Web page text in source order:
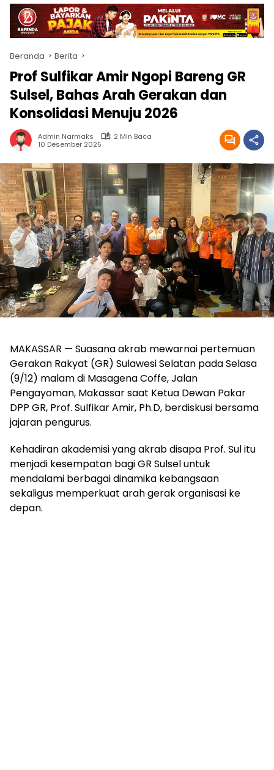
Beranda Berita
Prof Sulfikar Amir Ngopi Bareng GR
Sulsel, Bahas Arah Gerakan dan
Konsolidasi Menuju 2026
Admin Narmaks
2 Min Baca
10 Desember 2025
MAKASSAR — Suasana akrab mewarnai pertemuan
Gerakan Rakyat (GR) Sulawesi Selatan pada Selasa
(9/12) malam di Masagena Coffe, Jalan
Pengayoman, Makassar saat Ketua Dewan Pakar
DPP GR, Prof. Sulfikar Amir, Ph.D, berdiskusi bersama
jajaran pengurus.
Kehadiran akademisi yang akrab disapa Prof. Sul itu
menjadi kesempatan bagi GR Sulsel untuk
mendalami berbagai dinamika kebangsaan
sekaligus memperkuat arah gerak organisasi ke
depan.